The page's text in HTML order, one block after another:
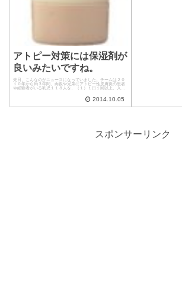
アトピー対策には保湿剤が
良いみたいですね。
先日、こんなのがニュースになっていました。チームは２０
１０年から約３年間、両親や兄弟にアトピー性皮膚炎の患者
や経験者がいる乳児１１８人を、（１）１日１回以上、入浴
2014.10.05
スポンサーリンク